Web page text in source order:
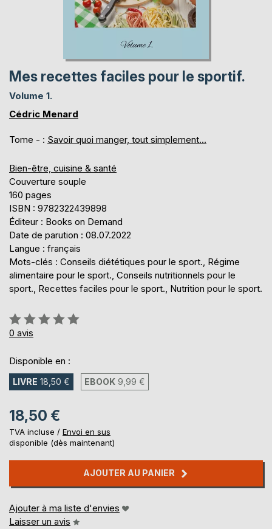
Mes recettes faciles pour le sportif.
Volume 1.
Cédric Menard
Tome - : Savoir quoi manger, tout simplement...
Bien-être, cuisine & santé
Couverture souple
160 pages
ISBN : 9782322439898
Éditeur : Books on Demand
Date de parution : 08.07.2022
Langue : français
Mots-clés : Conseils diététiques pour le sport., Régime
alimentaire pour le sport., Conseils nutritionnels pour le
sport., Recettes faciles pour le sport., Nutrition pour le sport.
Évaluation:
0%
0 avis
Disponible en :
LIVRE 18,50 € EBOOK 9,99 €
18,50 €
TVA incluse / Envoi en sus
disponible (dès maintenant)
AJOUTER AU PANIER
Ajouter à ma liste d'envies
Laisser un avis